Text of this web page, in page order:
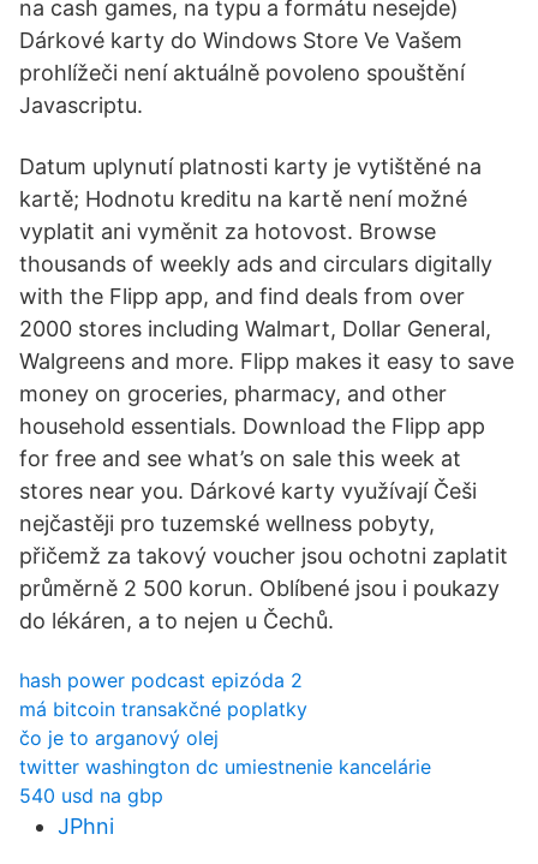
na cash games, na typu a formátu nesejde)
Dárkové karty do Windows Store Ve Vašem
prohlížeči není aktuálně povoleno spouštění
Javascriptu.
Datum uplynutí platnosti karty je vytištěné na
kartě; Hodnotu kreditu na kartě není možné
vyplatit ani vyměnit za hotovost. Browse
thousands of weekly ads and circulars digitally
with the Flipp app, and find deals from over
2000 stores including Walmart, Dollar General,
Walgreens and more. Flipp makes it easy to save
money on groceries, pharmacy, and other
household essentials. Download the Flipp app
for free and see what’s on sale this week at
stores near you. Dárkové karty využívají Češi
nejčastěji pro tuzemské wellness pobyty,
přičemž za takový voucher jsou ochotni zaplatit
průměrně 2 500 korun. Oblíbené jsou i poukazy
do lékáren, a to nejen u Čechů.
hash power podcast epizóda 2
má bitcoin transakčné poplatky
čo je to arganový olej
twitter washington dc umiestnenie kancelárie
540 usd na gbp
JPhni